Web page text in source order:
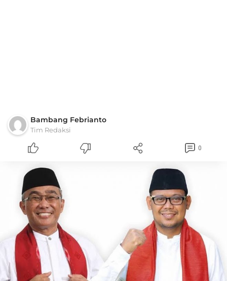
Bambang Febrianto
Tim Redaksi
0